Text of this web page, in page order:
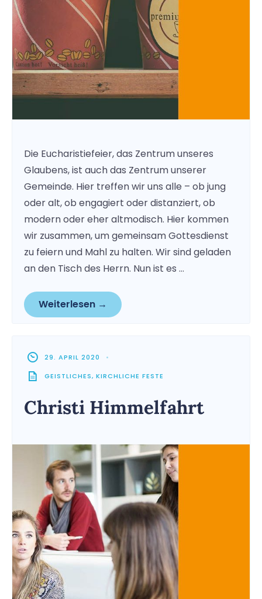
Die Eucharistiefeier, das Zentrum unseres
Glaubens, ist auch das Zentrum unserer
Gemeinde. Hier treffen wir uns alle – ob jung
oder alt, ob engagiert oder distanziert, ob
modern oder eher altmodisch. Hier kommen
wir zusammen, um gemeinsam Gottesdienst
zu feiern und Mahl zu halten. Wir sind geladen
an den Tisch des Herrn. Nun ist es …
Weiterlesen →
29. APRIL 2020
•
GEISTLICHES, KIRCHLICHE FESTE
Christi Himmelfahrt